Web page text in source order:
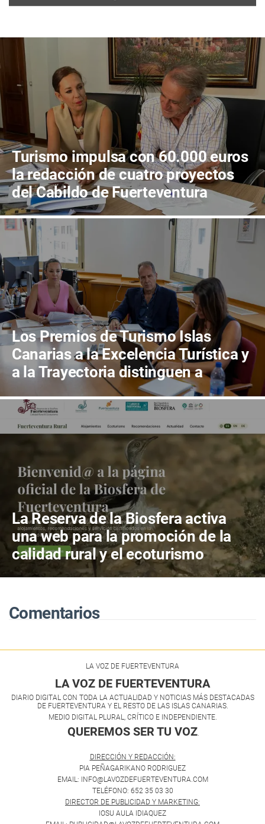
Turismo impulsa con 60.000 euros
la redacción de cuatro proyectos
del Cabildo de Fuerteventura
Los Premios de Turismo Islas
Canarias a la Excelencia Turística y
a la Trayectoria distinguen a
Bodegas Conatus y a Carlos Cebriá
La Reserva de la Biosfera activa
una web para la promoción de la
calidad rural y el ecoturismo
Comentarios
LA VOZ DE FUERTEVENTURA
LA VOZ DE FUERTEVENTURA
DIARIO DIGITAL CON TODA LA ACTUALIDAD Y NOTICIAS MÁS DESTACADAS
DE FUERTEVENTURA Y EL RESTO DE LAS ISLAS CANARIAS.
MEDIO DIGITAL PLURAL, CRÍTICO E INDEPENDIENTE.
QUEREMOS SER TU VOZ.
DIRECCIÓN Y REDACCIÓN:
PIA PEÑAGARIKANO RODRIGUEZ
EMAIL: INFO@LAVOZDEFUERTEVENTURA.COM
TELÉFONO: 652 35 03 30
DIRECTOR DE PUBLICIDAD Y MARKETING:
IOSU AULA IDIAQUEZ